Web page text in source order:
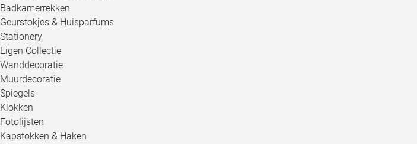
Badkamerrekken
Geurstokjes & Huisparfums
Stationery
Eigen Collectie
Wanddecoratie
Muurdecoratie
Spiegels
Klokken
Fotolijsten
Kapstokken & Haken